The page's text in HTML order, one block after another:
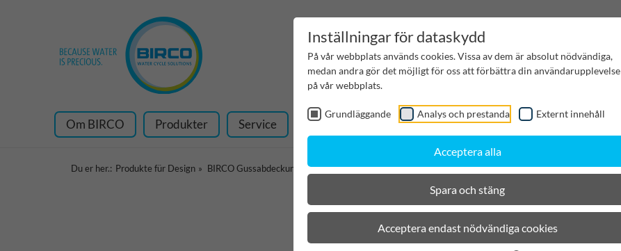
Om BIRCO Produkter Service
Du er her.: Produkte für Design BIRCO Gussabdeckungen
Blindenleitabdeckung
Inställningar för dataskydd
På vår webbplats används cookies. Vissa av dem är absolut nödvändiga,
medan andra gör det möjligt för oss att förbättra din användarupplevelse
på vår webbplats.
Grundläggande Analys och prestanda Externt innehåll
Acceptera alla
Spara och stäng
Acceptera endast nödvändiga cookies